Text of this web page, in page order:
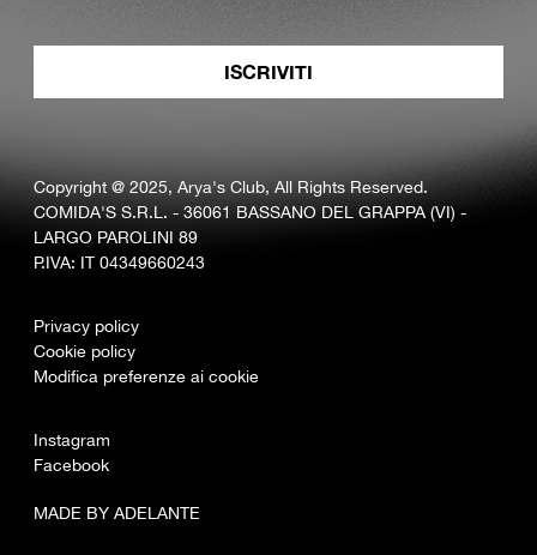
Copyright @ 2025, Arya's Club, All Rights Reserved.
COMIDA'S S.R.L. - 36061 BASSANO DEL GRAPPA (VI) -
LARGO PAROLINI 89
P.IVA: IT 04349660243
Privacy policy
Cookie policy
Modifica preferenze ai cookie
Instagram
Facebook
MADE BY ADELANTE